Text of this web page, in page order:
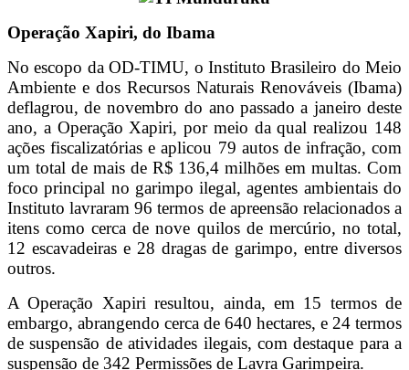
Operação Xapiri, do Ibama
No escopo da OD-TIMU, o Instituto Brasileiro do Meio
Ambiente e dos Recursos Naturais Renováveis (Ibama)
deflagrou, de novembro do ano passado a janeiro deste
ano, a Operação Xapiri, por meio da qual realizou 148
ações fiscalizatórias e aplicou 79 autos de infração, com
um total de mais de R$ 136,4 milhões em multas. Com
foco principal no garimpo ilegal, agentes ambientais do
Instituto lavraram 96 termos de apreensão relacionados a
itens como cerca de nove quilos de mercúrio, no total,
12 escavadeiras e 28 dragas de garimpo, entre diversos
outros.
A Operação Xapiri resultou, ainda, em 15 termos de
embargo, abrangendo cerca de 640 hectares, e 24 termos
de suspensão de atividades ilegais, com destaque para a
suspensão de 342 Permissões de Lavra Garimpeira.